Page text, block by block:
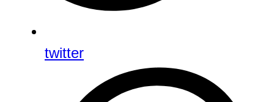
twitter